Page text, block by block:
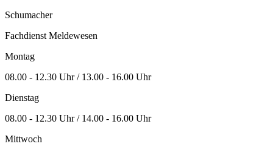
Schumacher
Fachdienst Meldewesen
Montag
08.00 - 12.30 Uhr / 13.00 - 16.00 Uhr
Dienstag
08.00 - 12.30 Uhr / 14.00 - 16.00 Uhr
Mittwoch